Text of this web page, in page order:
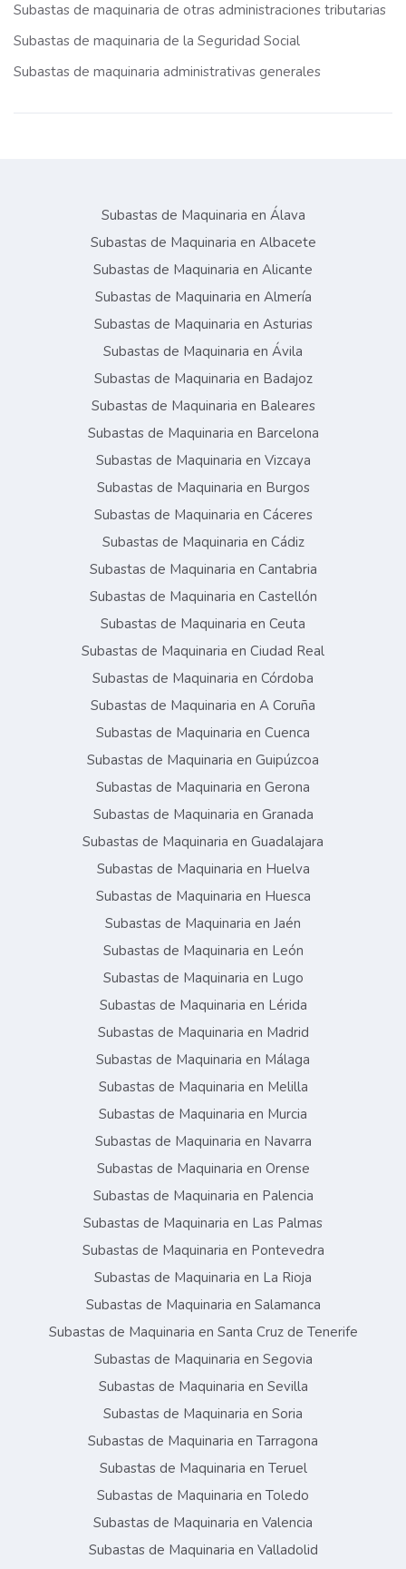
Subastas de maquinaria de otras administraciones tributarias
Subastas de maquinaria de la Seguridad Social
Subastas de maquinaria administrativas generales
Subastas de Maquinaria en Álava
Subastas de Maquinaria en Albacete
Subastas de Maquinaria en Alicante
Subastas de Maquinaria en Almería
Subastas de Maquinaria en Asturias
Subastas de Maquinaria en Ávila
Subastas de Maquinaria en Badajoz
Subastas de Maquinaria en Baleares
Subastas de Maquinaria en Barcelona
Subastas de Maquinaria en Vizcaya
Subastas de Maquinaria en Burgos
Subastas de Maquinaria en Cáceres
Subastas de Maquinaria en Cádiz
Subastas de Maquinaria en Cantabria
Subastas de Maquinaria en Castellón
Subastas de Maquinaria en Ceuta
Subastas de Maquinaria en Ciudad Real
Subastas de Maquinaria en Córdoba
Subastas de Maquinaria en A Coruña
Subastas de Maquinaria en Cuenca
Subastas de Maquinaria en Guipúzcoa
Subastas de Maquinaria en Gerona
Subastas de Maquinaria en Granada
Subastas de Maquinaria en Guadalajara
Subastas de Maquinaria en Huelva
Subastas de Maquinaria en Huesca
Subastas de Maquinaria en Jaén
Subastas de Maquinaria en León
Subastas de Maquinaria en Lugo
Subastas de Maquinaria en Lérida
Subastas de Maquinaria en Madrid
Subastas de Maquinaria en Málaga
Subastas de Maquinaria en Melilla
Subastas de Maquinaria en Murcia
Subastas de Maquinaria en Navarra
Subastas de Maquinaria en Orense
Subastas de Maquinaria en Palencia
Subastas de Maquinaria en Las Palmas
Subastas de Maquinaria en Pontevedra
Subastas de Maquinaria en La Rioja
Subastas de Maquinaria en Salamanca
Subastas de Maquinaria en Santa Cruz de Tenerife
Subastas de Maquinaria en Segovia
Subastas de Maquinaria en Sevilla
Subastas de Maquinaria en Soria
Subastas de Maquinaria en Tarragona
Subastas de Maquinaria en Teruel
Subastas de Maquinaria en Toledo
Subastas de Maquinaria en Valencia
Subastas de Maquinaria en Valladolid